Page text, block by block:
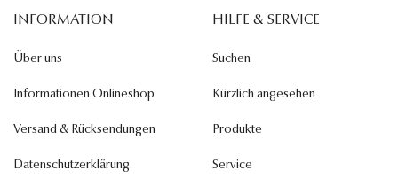
INFORMATION
Über uns
Informationen Onlineshop
Versand & Rücksendungen
Datenschutzerklärung
HILFE & SERVICE
Suchen
Kürzlich angesehen
Produkte
Service